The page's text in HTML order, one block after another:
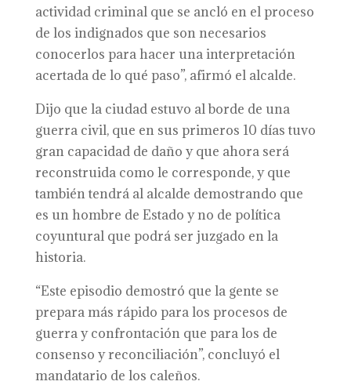
actividad criminal que se ancló en el proceso
de los indignados que son necesarios
conocerlos para hacer una interpretación
acertada de lo qué paso”, afirmó el alcalde.
Dijo que la ciudad estuvo al borde de una
guerra civil, que en sus primeros 10 días tuvo
gran capacidad de daño y que ahora será
reconstruida como le corresponde, y que
también tendrá al alcalde demostrando que
es un hombre de Estado y no de política
coyuntural que podrá ser juzgado en la
historia.
“Este episodio demostró que la gente se
prepara más rápido para los procesos de
guerra y confrontación que para los de
consenso y reconciliación”, concluyó el
mandatario de los caleños.